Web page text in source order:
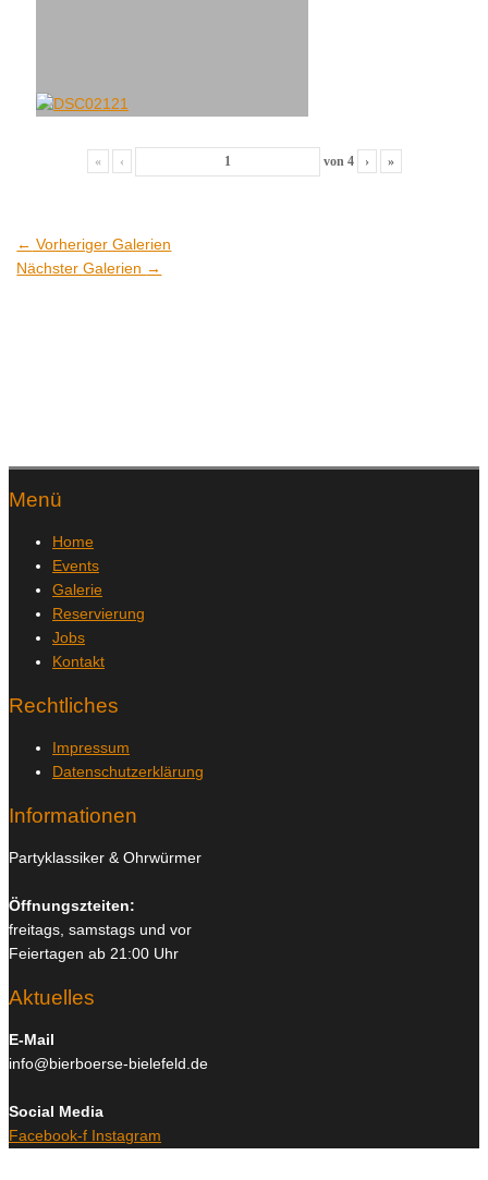
« ‹ von 4 › »
← Vorheriger Galerien
Nächster Galerien →
Menü
Home
Events
Galerie
Reservierung
Jobs
Kontakt
Rechtliches
Impressum
Datenschutzerklärung
Informationen
Partyklassiker & Ohrwürmer
Öffnungszteiten:
freitags, samstags und vor
Feiertagen ab 21:00 Uhr
Aktuelles
E-Mail
info@bierboerse-bielefeld.de
Social Media
Facebook-f Instagram